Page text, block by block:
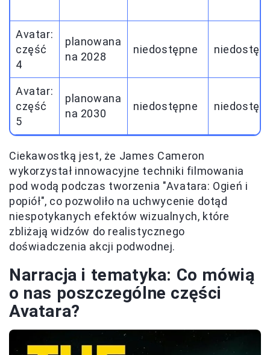
Avatar:
część
4
planowana
na 2028
niedostępne
Avatar:
część
5
planowana
na 2030
niedostępne
Ciekawostką jest, że James Cameron
wykorzystał innowacyjne techniki filmowania
pod wodą podczas tworzenia "Avatara: Ogień i
popiół", co pozwoliło na uchwycenie dotąd
niespotykanych efektów wizualnych, które
zbliżają widzów do realistycznego
doświadczenia akcji podwodnej.
Narracja i tematyka: Co mówią
o nas poszczególne części
Avatara?